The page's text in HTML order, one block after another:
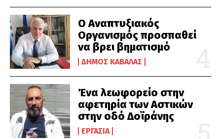
Ο Αναπτυξιακός
Οργανισμός προσπαθεί
να βρει βηματισμό
ΔΉΜΟΣ ΚΑΒΆΛΑΣ
Ένα λεωφορείο στην
αφετηρία των Αστικών
στην οδό Δοϊράνης
ΕΡΓΑΣΊΑ